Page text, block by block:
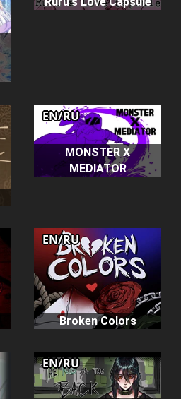
MONSTER X
MEDIATOR
EN/RU
Broken Colors
EN/RU
EN/RU